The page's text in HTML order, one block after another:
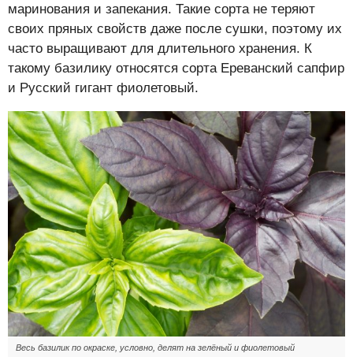
маринования и запекания. Такие сорта не теряют
своих пряных свойств даже после сушки, поэтому их
часто выращивают для длительного хранения. К
такому базилику относятся сорта Ереванский сапфир
и Русский гигант фиолетовый.
Весь базилик по окраске, условно, делят на зелёный и фиолетовый